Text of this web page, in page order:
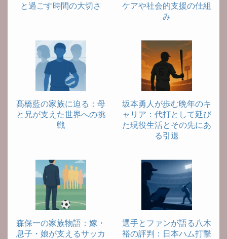
と過ごす時間の大切さ
ケアや社会的支援の仕組
み
髙橋藍の家族に迫る：母
と兄が支えた世界への挑
戦
坂本勇人が歩む晩年のキ
ャリア：代打として延び
た現役生活とその先にあ
る引退
森保一の家族物語：嫁・
息子・娘が支えるサッカ
選手とファンが語る八木
裕の評判：日本ハム打撃